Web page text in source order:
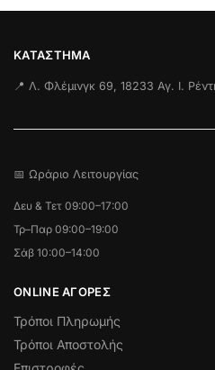
ΚΑΤΆΣΤΗΜΑ
📍 Λ. Φλέμινγκ 69, 18233 Αγ. Ι.
📅 Ωράριο Λειτουργίας
Δευ & Τετ 09:00–17:00
Τρ–Παρ 09:00–19:00
Σάβ 10:00–14:00
ONLINE ΑΓΟΡΕΣ
Τρόποι Πληρωμής
Τρόποι Αποστολής